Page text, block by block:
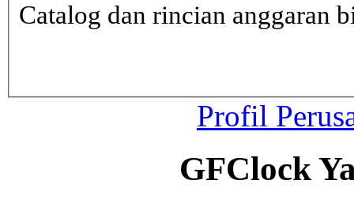
Catalog dan rincian anggaran
Profil
GFClock